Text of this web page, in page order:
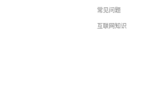
常见问题
互联网知识